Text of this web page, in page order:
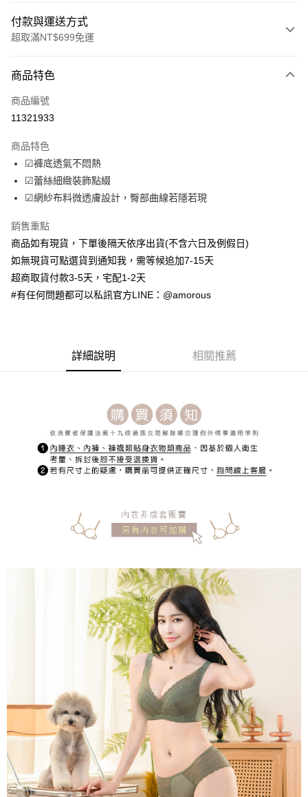
付款與運送方式
超取滿NT$699免運
信用卡一次付款
超商取貨付款
Apple Pay
街口支付
運送方式
全家取貨付款
每筆NT$70，滿NT$699(含以上)免運費
每筆NT$70，滿NT$699(含以上)免運費
每筆NT$70，滿NT$699(含以上)免運費
每筆NT$150
商品特色
商品編號
11321933
商品特色
☑褲底透氣不悶熱
☑蕾絲細緻裝飾點綴
☑網紗布料微透膚設計，臀部曲線若隱若現
銷售重點
商品如有現貨，下單後隔天依序出貨(不含六日及例假日)
如無現貨可點選貨到通知我，需等候追加7-15天
超商取貨付款3-5天，宅配1-2天
#有任何問題都可以私訊官方LINE：@amorous
詳細說明 相關推薦